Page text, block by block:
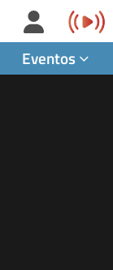
Eventos